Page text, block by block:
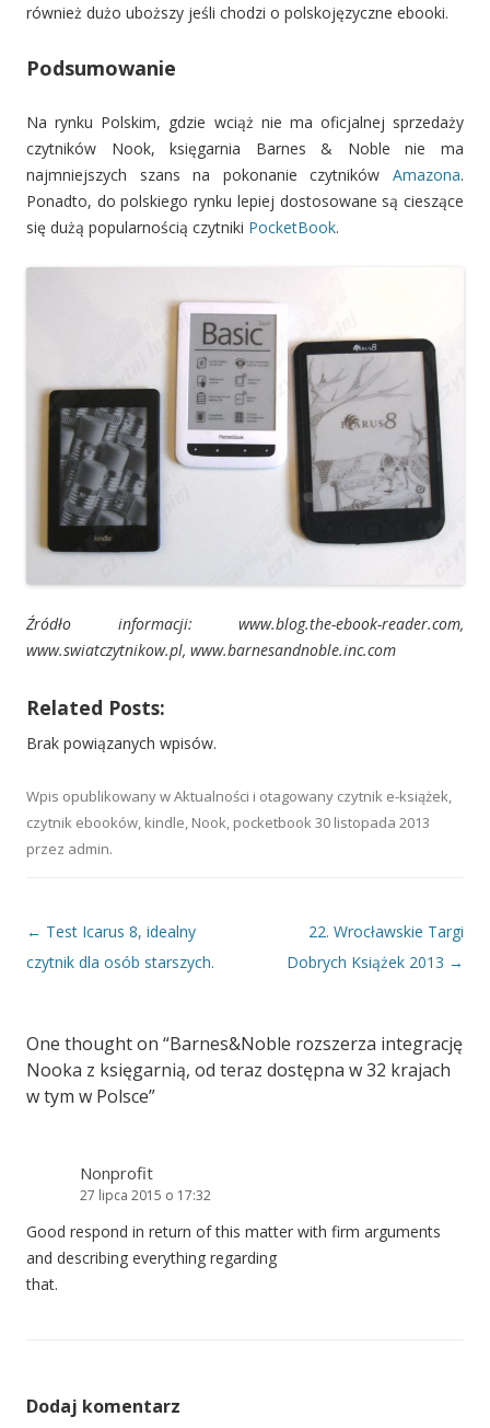
również dużo uboższy jeśli chodzi o polskojęzyczne ebooki.
Podsumowanie
Na rynku Polskim, gdzie wciąż nie ma oficjalnej sprzedaży
czytników Nook, księgarnia Barnes & Noble nie ma
najmniejszych szans na pokonanie czytników Amazona.
Ponadto, do polskiego rynku lepiej dostosowane są cieszące
się dużą popularnością czytniki PocketBook.
Źródło informacji: www.blog.the-ebook-reader.com,
www.swiatczytnikow.pl, www.barnesandnoble.inc.com
Related Posts:
Brak powiązanych wpisów.
Wpis opublikowany wAktualności i otagowany czytnik e-książek,
czytnik ebooków, kindle, Nook, pocketbook30 listopada 2013
przez admin.
Nawigacja wpisu
← Test Icarus 8, idealny
czytnik dla osób starszych.
22. Wrocławskie Targi
Dobrych Książek 2013 →
One thought on “Barnes&Noble rozszerza integrację
Nooka z księgarnią, od teraz dostępna w 32 krajach
w tym w Polsce”
Nonprofit
27 lipca 2015 o 17:32
Good respond in return of this matter with firm arguments
and describing everything regarding
that.
Dodaj komentarz